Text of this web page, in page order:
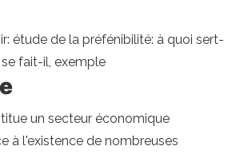
étude de la préfénibilité: à quoi sert-
fait-il, exemple
un secteur économique
à l'existence de nombreuses